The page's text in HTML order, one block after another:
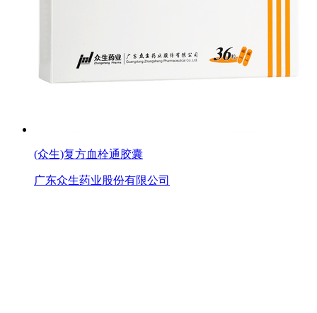
(众生)复方血栓通胶囊
广东众生药业股份有限公司